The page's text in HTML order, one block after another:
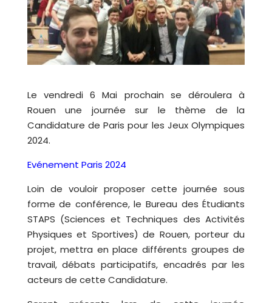
Le vendredi 6 Mai prochain se déroulera à
Rouen une journée sur le thème de la
Candidature de Paris pour les Jeux Olympiques
2024.
Evénement Paris 2024
Loin de vouloir proposer cette journée sous
forme de conférence, le Bureau des Étudiants
STAPS (Sciences et Techniques des Activités
Physiques et Sportives) de Rouen, porteur du
projet, mettra en place différents groupes de
travail, débats participatifs, encadrés par les
acteurs de cette Candidature.